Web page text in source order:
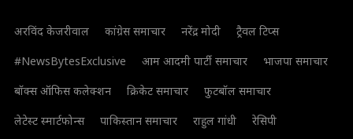
अरविंद केजरीवाल कांग्रेस समाचार नरेंद्र मोदी
ट्रैवल टिप्स
#NewsBytesExclusive
आम आदमी पार्टी समाचार
भाजपा समाचार
बॉक्स ऑफिस कलेक्शन
क्रिकेट समाचार
फुटबॉल समाचार
लेटेस्ट स्मार्टफोन्स
पाकिस्तान समाचार राहुल गांधी
रेसिपी